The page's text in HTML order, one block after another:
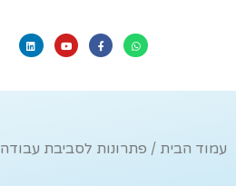
עמוד הבית / פתרונות לסביבת עבודה